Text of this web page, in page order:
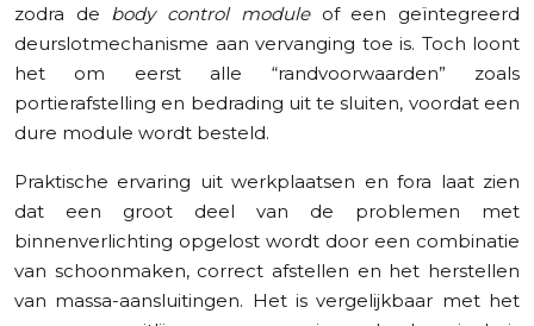
zodra de body control moduleof een geïntegreerd
deurslotmechanisme aan vervanging toe is. Toch loont
het om eerst alle “randvoorwaarden” zoals
portierafstelling en bedrading uit te sluiten, voordat een
dure module wordt besteld.
Praktische ervaring uit werkplaatsen en fora laat zien
dat een groot deel van de problemen met
binnenverlichting opgelost wordt door een combinatie
van schoonmaken, correct afstellen en het herstellen
van massa-aansluitingen. Het is vergelijkbaar met het